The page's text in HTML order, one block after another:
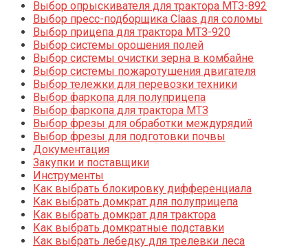
Выбор опрыскивателя для трактора МТЗ-892
Выбор пресс-подборщика Claas для соломы
Выбор прицепа для трактора МТЗ-920
Выбор системы орошения полей
Выбор системы очистки зерна в комбайне
Выбор системы пожаротушения двигателя
Выбор тележки для перевозки техники
Выбор фаркопа для полуприцепа
Выбор фаркопа для трактора МТЗ
Выбор фрезы для обработки междурядий
Выбор фрезы для подготовки почвы
Документация
Закупки и поставщики
Инструменты
Как выбрать блокировку дифференциала
Как выбрать домкрат для полуприцепа
Как выбрать домкрат для трактора
Как выбрать домкратные подставки
Как выбрать лебедку для трелевки леса